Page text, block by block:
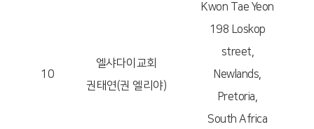
10
엘샤다이교회
권태연(권 엘리야)
Kwon Tae Yeon
198 Loskop
street,
Newlands,
Pretoria,
South Africa